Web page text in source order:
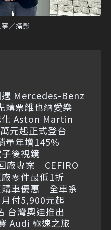
／攝影
Mercedes-Benz
購票維也納愛樂
化 Aston Martin
元起正式登台
量年增145%
後視鏡
廠專案 CEFIRO
零件最低1折
購車優惠 全車系
付5,900元起
台灣奧迪推出
Audi 極速之旅